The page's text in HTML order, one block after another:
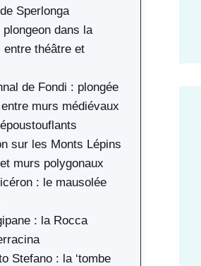
Sperlonga
dans la
entre théâtre et
de Fondi : plongée
murs médiévaux
sur les Monts Lépins
murs polygonaux
: le mausolée
: la Rocca
Stefano : la ‘tombe